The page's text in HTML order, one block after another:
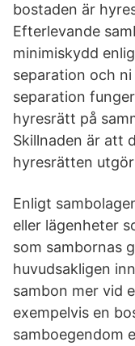
bostaden är
Efterlevande
minimiskydd
separation och
separation
hyresrätt på
Skillnaden är att
hyresrätten
Enligt
eller lägenheter
som sambornas
huvudsakligen
sambon mer vid
exempelvis en
samboegendom